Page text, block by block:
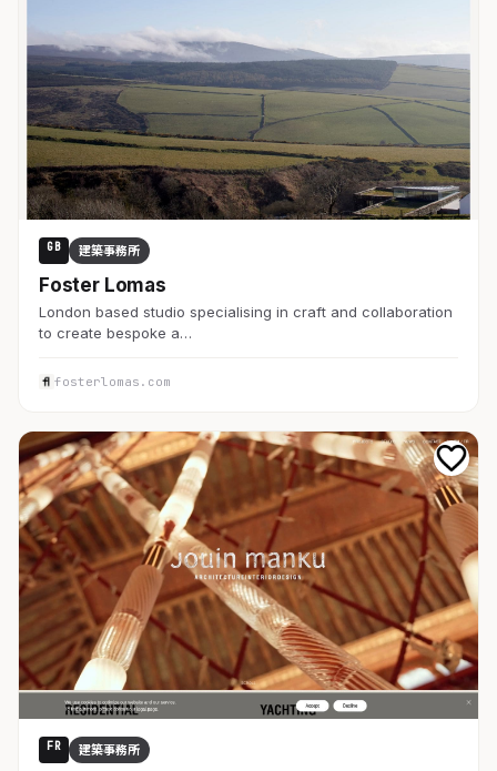
GB 建築事務所
Foster Lomas
London based studio specialising in craft and collaboration
to create bespoke a…
fosterlomas.com
FR 建築事務所